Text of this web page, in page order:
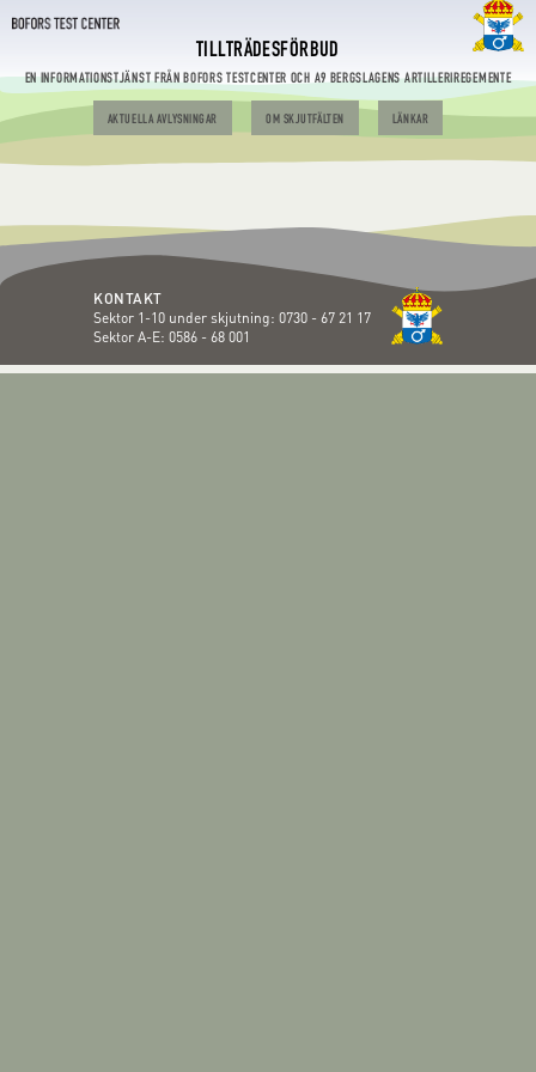
TILLTRÄDESFÖRBUD
EN INFORMATIONSTJÄNST FRÅN BOFORS TESTCENTER OCH A9 BERGSLAGENS ARTILLERIREGEMENTE
AKTUELLA AVLYSNINGAR OM SKJUTFÄLTEN LÄNKAR
KONTAKT
Sektor 1-10 under skjutning: 0730 - 67 21 17
Sektor A-E: 0586 - 68 001